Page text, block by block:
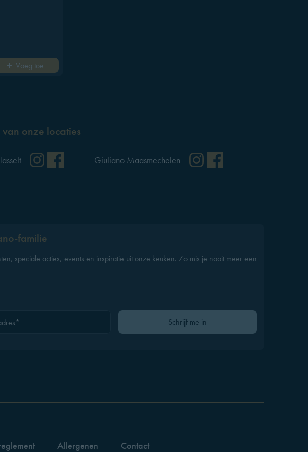
Voeg toe
onze locaties
Instagram
FacebookGiuliano Maasmechelen Instagram
Facebook
familie
speciale acties, events en inspiratie uit onze keuken. Zo mis je nooit meer een
Gelieve dit veld leeg te laten
Schrijf me in
Allergenen Contact